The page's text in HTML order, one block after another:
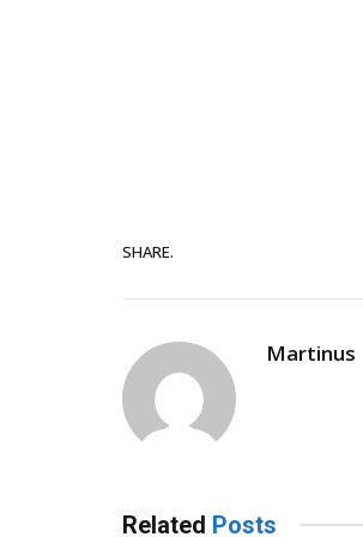
SHARE.
Martinus
Related Posts